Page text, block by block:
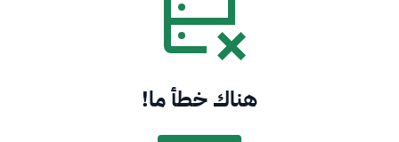
هناك خطأ ما!